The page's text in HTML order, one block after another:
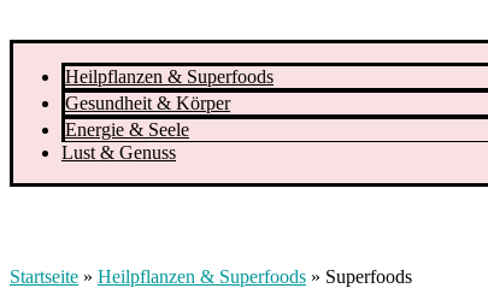
Heilpflanzen & Superfoods
Gesundheit & Körper
Energie & Seele
Lust & Genuss
Startseite » Heilpflanzen & Superfoods » Superfoods